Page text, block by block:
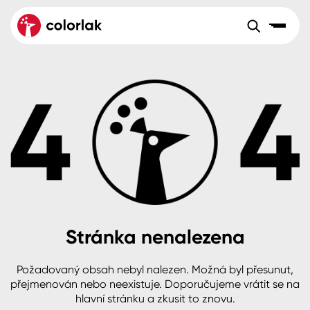
Velkoobchod Sortiment
Aktuality
Reference
O společnosti
B2B +420 800 145 555Po – Pá: 8:00–15:00
Česko
Slovensko Polsko Worldwide
Dřevo
Beton, asfalt, minerální podklady
Plast, sklo, keramika
Stěny
Fasády
Colorlak Dekor
Colorlak Profi
Colorlak Pta
Stránka nenalezena
Požadovaný obsah nebyl nalezen. Možná byl přesunut,
přejmenován nebo neexistuje. Doporučujeme vrátit se na
hlavní stránku a zkusit to znovu.